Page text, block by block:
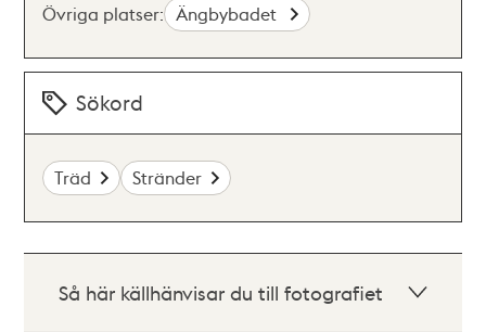
Övriga platser: Ängbybadet
Sökord
Träd Stränder
Så här källhänvisar du till fotografiet